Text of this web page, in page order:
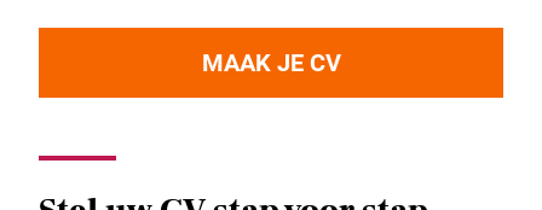
MAAK JE CV